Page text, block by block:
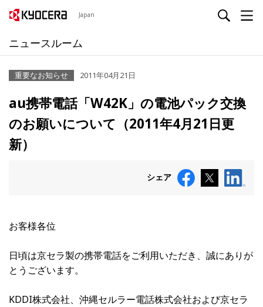
Japan
ニュースルーム
重要なお知らせ 2011年04月21日
au携帯電話「W42K」の電池パック交換
のお願いについて（2011年4月21日更
新）
シェア
お客様各位
日頃は京セラ製の携帯電話をご利用いただき、誠にありが
とうございます。
KDDI株式会社、沖縄セルラー電話株式会社および京セラ